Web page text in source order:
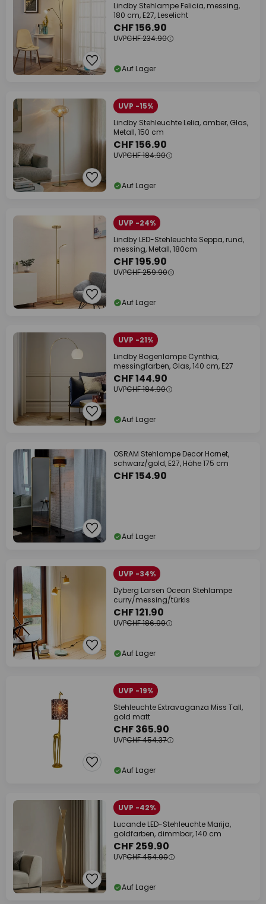
Lindby Stehlampe Felicia, messing,
180 cm, E27, Leselicht
CHF 156.90
UVPCHF 234.90
Auf Lager
UVP -15%
Lindby Stehleuchte Lelia, amber, Glas,
Metall, 150 cm
CHF 156.90
UVPCHF 184.90
Auf Lager
UVP -24%
Lindby LED-Stehleuchte Seppa, rund,
messing, Metall, 180cm
CHF 195.90
UVPCHF 259.90
Auf Lager
UVP -21%
Lindby Bogenlampe Cynthia,
messingfarben, Glas, 140 cm, E27
CHF 144.90
UVPCHF 184.90
Auf Lager
OSRAM Stehlampe Decor Hornet,
schwarz/gold, E27, Höhe 175 cm
CHF 154.90
Auf Lager
UVP -34%
Dyberg Larsen Ocean Stehlampe
curry/messing/türkis
CHF 121.90
UVPCHF 186.99
Auf Lager
UVP -19%
Stehleuchte Extravaganza Miss Tall,
gold matt
CHF 365.90
UVPCHF 454.37
Auf Lager
UVP -42%
Lucande LED-Stehleuchte Marija,
goldfarben, dimmbar, 140 cm
CHF 259.90
UVPCHF 454.90
Auf Lager